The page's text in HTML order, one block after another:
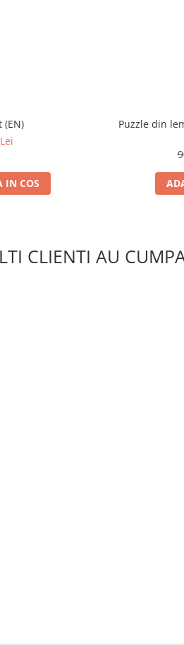
(EN)
IN COS
Puzzle din
CLIENTI AU